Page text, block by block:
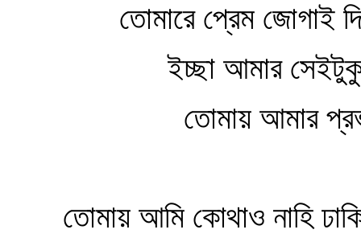
তোমারে প্রেম জোগাই
ইচ্ছা আমার সেইটুকু
তোমায় আমার প্রভু
তোমায় আমি কোথাও নাহি